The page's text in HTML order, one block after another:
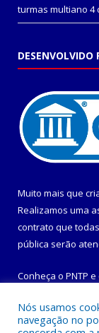
turmas multiano 4
DESENVOLVIDO
Muito mais que
Realizamos uma
contrato que
pública serão
Conheça o PNTP e
Nós usamos
navegação no